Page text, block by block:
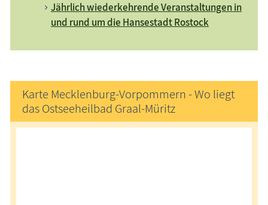
Jährlich wiederkehrende Veranstaltungen in
und rund um die Hansestadt Rostock
Karte Mecklenburg-Vorpommern - Wo liegt
das Ostseeheilbad Graal-Müritz